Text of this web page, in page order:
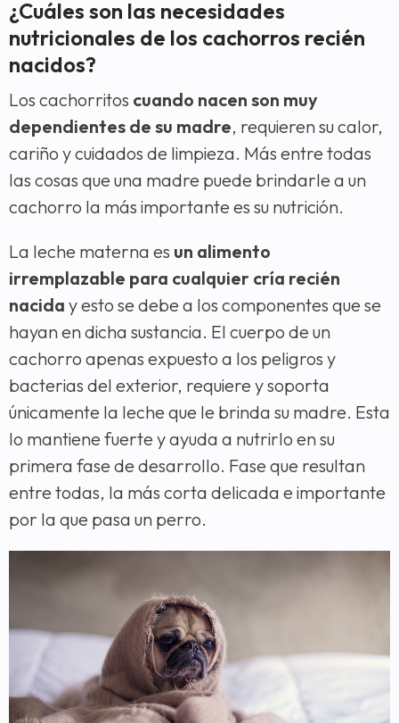
¿Cuáles son las necesidades
nutricionales de los cachorros recién
nacidos?
Los cachorritos cuando nacen son muy
dependientes de su madre, requieren su calor,
cariño y cuidados de limpieza. Más entre todas
las cosas que una madre puede brindarle a un
cachorro la más importante es su nutrición.
La leche materna es un alimento
irremplazable para cualquier cría recién
nacida y esto se debe a los componentes que se
hayan en dicha sustancia. El cuerpo de un
cachorro apenas expuesto a los peligros y
bacterias del exterior, requiere y soporta
únicamente la leche que le brinda su madre. Esta
lo mantiene fuerte y ayuda a nutrirlo en su
primera fase de desarrollo. Fase que resultan
entre todas, la más corta delicada e importante
por la que pasa un perro.